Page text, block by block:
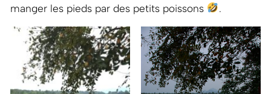
manger les pieds par des petits poissons
.